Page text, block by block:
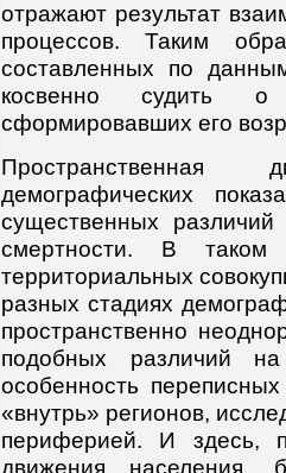
отражают результат
процессов. Таким
составленных по
косвенно судить о
сформировавших его
Пространственная
демографических
существенных
смертности. В
территориальных
разных стадиях
пространственно
подобных различий
особенность
«внутрь» регионов,
периферией. И здесь,
движения населения,